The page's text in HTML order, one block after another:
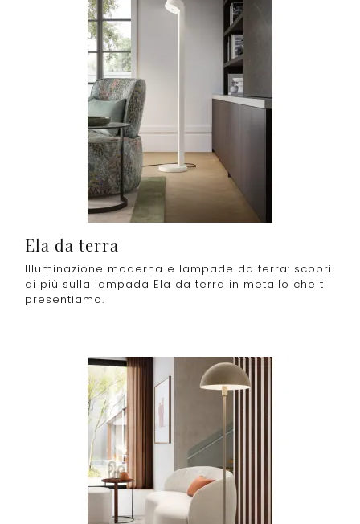
Ela da terra
Illuminazione moderna e lampade da terra: scopri
di più sulla lampada Ela da terra in metallo che ti
presentiamo.